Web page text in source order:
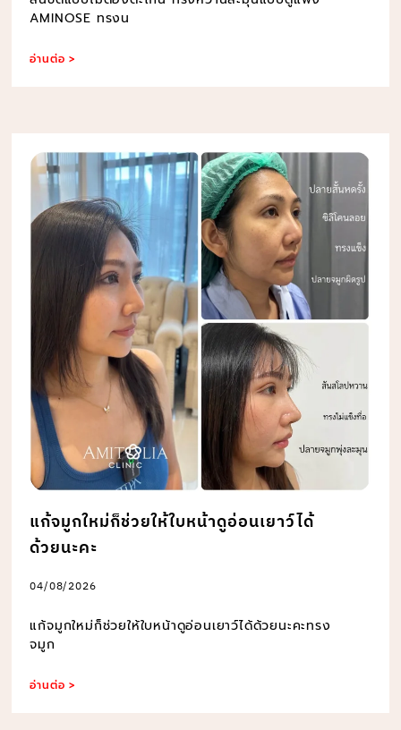
AMINOSE ทรงน
อ่านต่อ >
แก้จมูกใหม่ก็ช่วยให้ใบหน้าดูอ่อนเยาว์ได้
ด้วยนะคะ
04/08/2026
แก้จมูกใหม่ก็ช่วยให้ใบหน้าดูอ่อนเยาว์ได้ด้วยนะคะทรง
จมูก
อ่านต่อ >